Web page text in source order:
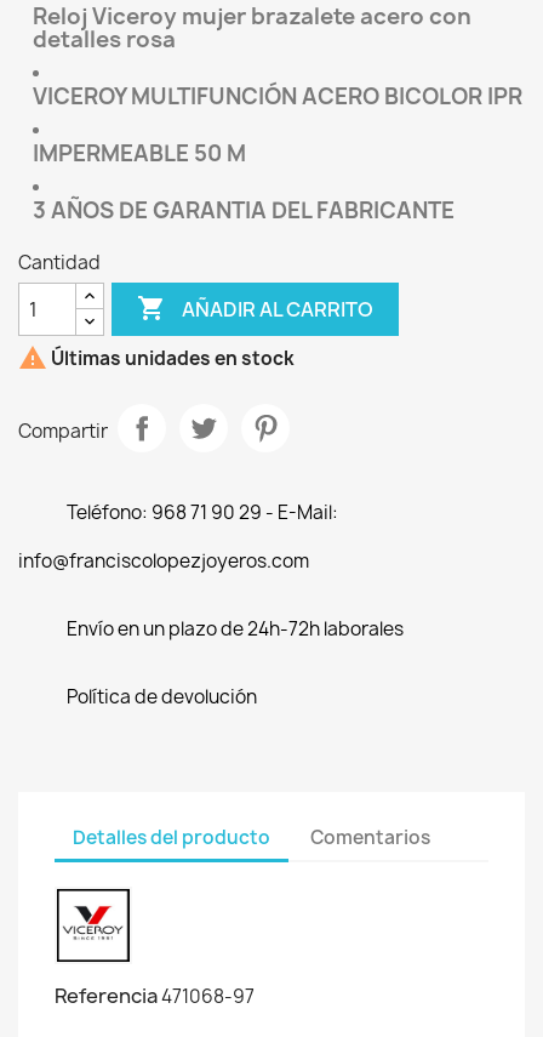
Reloj Viceroy mujer brazalete acero con
detalles rosa
VICEROY MULTIFUNCIÓN ACERO BICOLOR IPR
IMPERMEABLE 50 M
3 AÑOS DE GARANTIA DEL FABRICANTE
Cantidad
 AÑADIR AL CARRITO
 Últimas unidades en stock
Compartir
Teléfono: 968 71 90 29 - E-Mail:
info@franciscolopezjoyeros.com
Envío en un plazo de 24h-72h laborales
Política de devolución
Detalles del producto Comentarios
Referencia471068-97